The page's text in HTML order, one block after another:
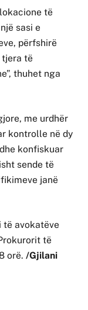
të
sasi e
përfshirë
tjera të
thuhet nga
me urdhër
kontrolle në dy
konfiskuar
sende të
janë
të avokatëve
të
orë. /Gjilani